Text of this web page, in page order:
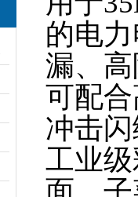
的电
漏、
可配
冲击
工业